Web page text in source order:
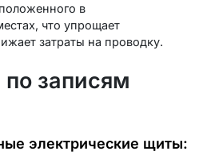
в
что упрощает
затраты на проводку.
по записям
электрические щиты: